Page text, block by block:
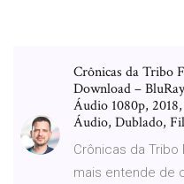
Crônicas da Tribo
Download –
Áudio 1080p,
Áudio, Dublado,
Crônicas da Tribo
mais entende de